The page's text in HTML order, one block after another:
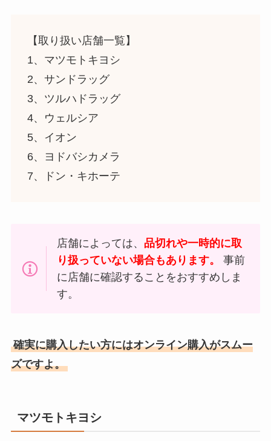
【取り扱い店舗一覧】
1、マツモトキヨシ
2、サンドラッグ
3、ツルハドラッグ
4、ウェルシア
5、イオン
6、ヨドバシカメラ
7、ドン・キホーテ
店舗によっては、 品切れや一時的に取
り扱っていない場合もあります。
事前
に店舗に確認することをおすすめしま
す。
確実に購入したい方にはオンライン購入がスムー
ズですよ。
マツモトキヨシ